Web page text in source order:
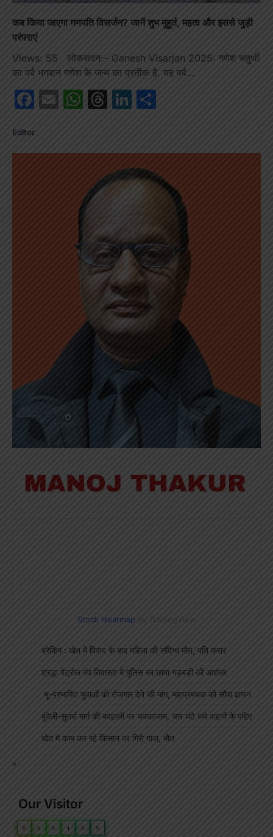
कब किया जाएगा गणपति विसर्जन? जानें शुभ मुहूर्त, महत्व और इससे जुड़ी
परंपराएं
Views: 55 लोकसदन:– Ganesh Visarjan 2025: गणेश चतुर्थी
का पर्व भगवान गणेश के जन्म का प्रतीक है. यह पर्व…
Facebook
EmailWhatsApp
Threads
LinkedIn
Editor
Stock Heatmap by TradingView
ब्रेकिंग : खेत में विवाद के बाद महिला की संदिग्ध मौत, पति फरार
श्रद्धा पेट्रोल पंप तिवारता में पुलिस का छापा गड़बड़ी की आशंका
भू-प्रभावित युवाओं को रोजगार देने की मांग, महाप्रबंधक को सौंपा ज्ञापन
बुंदेली-सुतर्रा मार्ग की बदहाली पर चक्काजाम, चार घंटे थमे वाहनों के पहिए
खेत में काम कर रहे किसान पर गिरी गाज, मौत
"
Our Visitor
0 6 6 4 8 9